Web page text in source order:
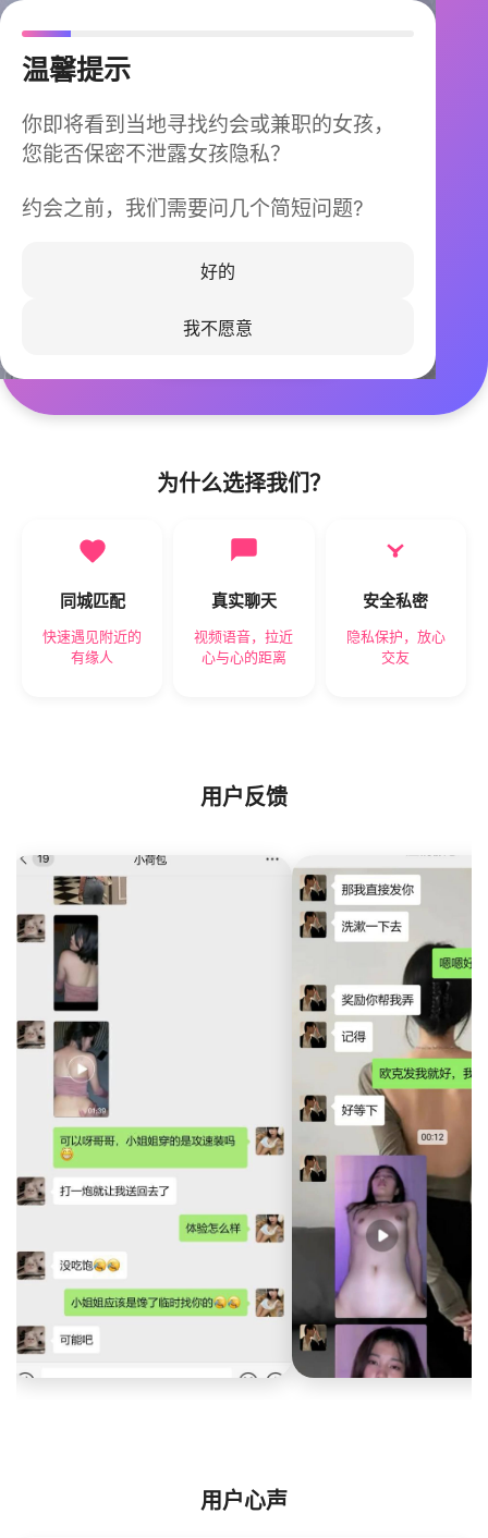
温馨提示
你即将看到当地寻找约会或兼职的女孩，
您能否保密不泄露女孩隐私？
约会之前，我们需要问几个简短问题?
好的
我不愿意
今晚不再孤单
同城快速匹配，马上认识身边的TA
立即下载
为什么选择我们？
同城匹配
快速遇见附近的
有缘人
真实聊天
视频语音，拉近
心与心的距离
安全私密
隐私保护，放心
交友
用户反馈
用户心声